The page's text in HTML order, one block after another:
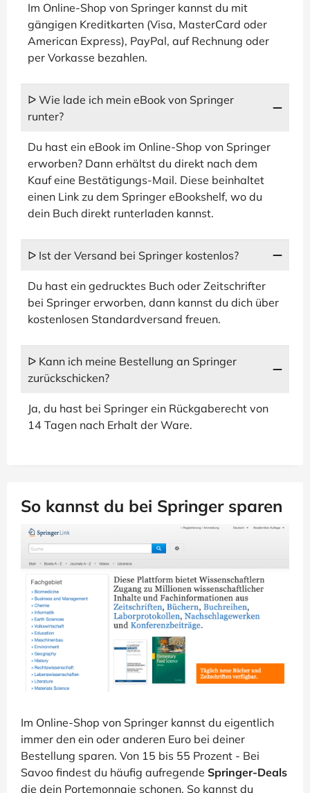
Im Online-Shop von Springer kannst du mit
gängigen Kreditkarten (Visa, MasterCard oder
American Express), PayPal, auf Rechnung oder
per Vorkasse bezahlen.
ᐅ Wie lade ich mein eBook von Springer
runter?
Du hast ein eBook im Online-Shop von Springer
erworben? Dann erhältst du direkt nach dem
Kauf eine Bestätigungs-Mail. Diese beinhaltet
einen Link zu dem Springer eBookshelf, wo du
dein Buch direkt runterladen kannst.
ᐅ Ist der Versand bei Springer kostenlos?
Du hast ein gedrucktes Buch oder Zeitschrifter
bei Springer erworben, dann kannst du dich über
kostenlosen Standardversand freuen.
ᐅ Kann ich meine Bestellung an Springer
zurückschicken?
Ja, du hast bei Springer ein Rückgaberecht von
14 Tagen nach Erhalt der Ware.
So kannst du bei Springer sparen
Im Online-Shop von Springer kannst du eigentlich
immer den ein oder anderen Euro bei deiner
Bestellung sparen. Von 15 bis 55 Prozent - Bei
Savoo findest du häufig aufregende Springer-Deals
die dein Portemonnaie schonen. So kannst du